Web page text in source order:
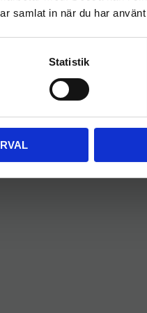
samlat in när du har
Statistik
PRIVAT
Priser visas inkl. moms